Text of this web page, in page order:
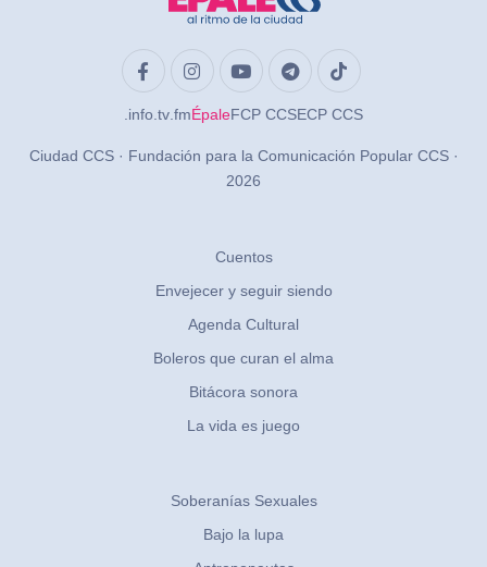
.info.tv.fmÉpaleFCP CCSECP CCS
Ciudad CCS · Fundación para la Comunicación Popular CCS ·
2026
Cuentos
Envejecer y seguir siendo
Agenda Cultural
Boleros que curan el alma
Bitácora sonora
La vida es juego
Soberanías Sexuales
Bajo la lupa